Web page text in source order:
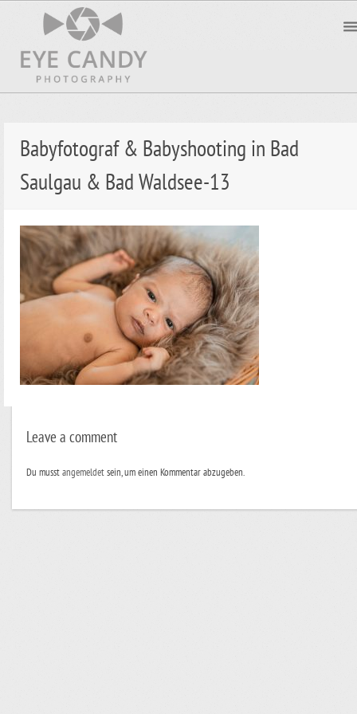
Babyfotograf & Babyshooting in Bad
Saulgau & Bad Waldsee-13
Leave a comment
Du musstangemeldetsein, um einen Kommentar abzugeben.